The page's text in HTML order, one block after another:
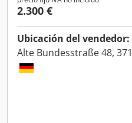
2.300 €
Ubicación del vendedor:
Alte Bundesstraße 48,